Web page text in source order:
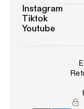
Instagram
Tiktok
Youtube